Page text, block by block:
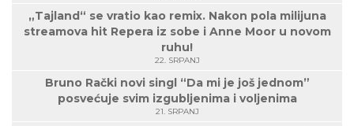
„Tajland“ se vratio kao remix. Nakon pola milijuna
streamova hit Repera iz sobe i Anne Moor u novom
ruhu!
22. SRPANJ
Bruno Rački novi singl “Da mi je još jednom”
posvećuje svim izgubljenima i voljenima
21. SRPANJ